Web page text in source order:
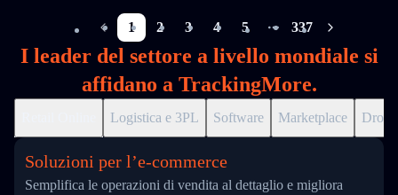
1 2 3 4 5
More pages
337
I leader del settore a livello mondiale si
affidano a TrackingMore.
Logistica e 3PL Software Marketplace
Soluzioni per l’e‑commerce
Semplifica le operazioni di vendita al dettaglio e migliora